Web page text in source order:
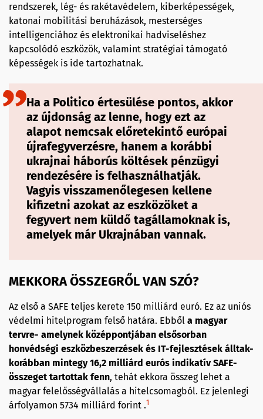
rendszerek, lég- és rakétavédelem, kiberképességek,
katonai mobilitási beruházások, mesterséges
intelligenciához és elektronikai hadviseléshez
kapcsolódó eszközök, valamint stratégiai támogató
képességek is ide tartozhatnak.
Ha a Politico értesülése pontos, akkor
az újdonság az lenne, hogy ezt az
alapot nemcsak előretekintő európai
újrafegyverzésre, hanem a korábbi
ukrajnai háborús költések pénzügyi
rendezésére is felhasználhatják.
Vagyis visszamenőlegesen kellene
kifizetni azokat az eszközöket a
fegyvert nem küldő tagállamoknak is,
amelyek már Ukrajnában vannak.
MEKKORA ÖSSZEGRŐL VAN SZÓ?
Az első a SAFE teljes kerete 150 milliárd euró. Ez az uniós
védelmi hitelprogram felső határa. Ebből a magyar
tervre- amelynek középpontjában elsősorban
honvédségi eszközbeszerzések és IT-fejlesztések álltak-
korábban mintegy 16,2 milliárd eurós indikatív SAFE-
összeget tartottak fenn, tehát ekkora összeg lehet a
magyar felelősségvállalás a hitelcsomagból. Ez jelenlegi
árfolyamon 5734 milliárd forint .1